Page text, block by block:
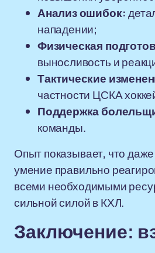
Анализ ошибок:
нападении;
Физическая
выносливость и
Тактические
частности ЦСКА
Поддержка
команды.
Опыт показывает, что
умение правильно
всеми необходимыми
сильной силой в КХЛ.
Заключение: